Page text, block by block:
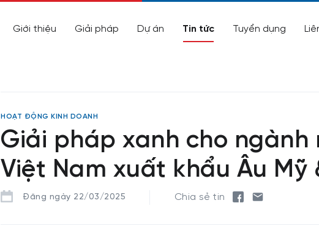
Giới thiệu Giải pháp Dự án Tin tức Tuyển dụng
HOẠT ĐỘNG KINH DOANH
Giải pháp xanh cho ngành
Việt Nam xuất khẩu Âu Mỹ
Đăng ngày 22/03/2025 Chia sẻ tin